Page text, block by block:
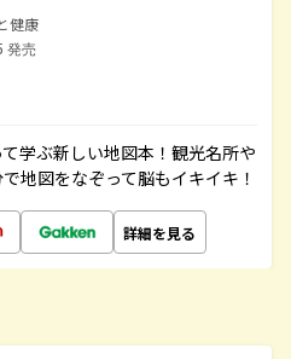
健康
発売
学ぶ新しい地図本！観光名所や
地図をなぞって脳もイキイキ！
詳細を見る